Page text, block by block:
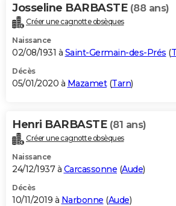
Josseline BARBASTE (88 ans)
Créer une cagnotte obsèques
Naissance
02/08/1931 à Saint-Germain-des-Prés (
Décès
05/01/2020 à Mazamet(Tarn)
Henri BARBASTE (81 ans)
Créer une cagnotte obsèques
Naissance
24/12/1937 à Carcassonne (Aude)
Décès
10/11/2019 à Narbonne (Aude)